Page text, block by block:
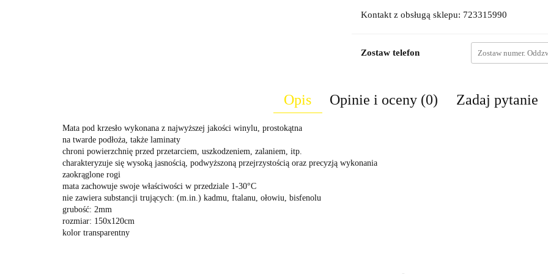
Kontakt z obsługą sklepu: 723315990
Zostaw telefon
Opis Opinie i oceny (0) Zadaj pytanie
Mata pod krzesło wykonana z najwyższej jakości winylu, prostokątna
na twarde podłoża, także laminaty
chroni powierzchnię przed przetarciem, uszkodzeniem, zalaniem, itp.
charakteryzuje się wysoką jasnością, podwyższoną przejrzystością oraz precyzją wykonania
zaokrąglone rogi
mata zachowuje swoje właściwości w przedziale 1-30°C
nie zawiera substancji trujących: (m.in.) kadmu, ftalanu, ołowiu, bisfenolu
grubość: 2mm
rozmiar: 150x120cm
kolor transparentny